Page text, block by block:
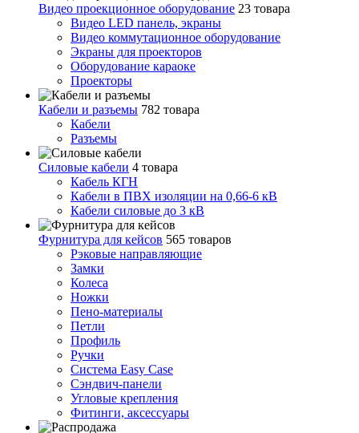
Видео проекционное оборудование 23 товара
Видео LED панель, экраны
Видео коммутационное оборудование
Экраны для проекторов
Оборудование караоке
Проекторы
Кабели и разъемы 782 товара
Кабели
Разъемы
Силовые кабели 4 товара
Кабель КГН
Кабели в ПВХ изоляции на 0,66-6 кВ
Кабели силовые до 3 кВ
Фурнитура для кейсов 565 товаров
Рэковые направляющие
Замки
Колеса
Ножки
Пено-материалы
Петли
Профиль
Ручки
Система Easy Case
Сэндвич-панели
Угловые крепления
Фитинги, аксессуары